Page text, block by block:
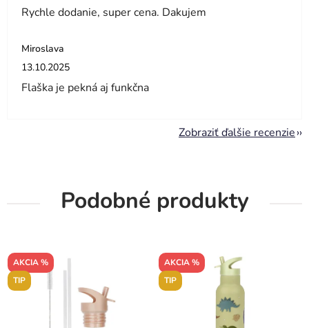
Rychle dodanie, super cena. Dakujem
Miroslava
Hodnotenie obchodu je 5 z 5 hviezdičiek.
13.10.2025
Flaška je pekná aj funkčna
Zobraziť ďalšie recenzie
Podobné produkty
AKCIA %
TIP
AKCIA %
TIP